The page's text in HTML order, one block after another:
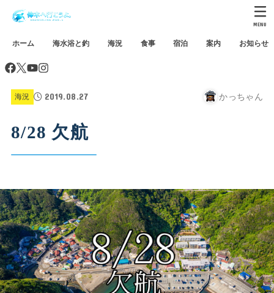
ホーム 海水浴と釣 海況 食事 宿泊 案内 お知らせ
MENU
海況 2019.08.27 かっちゃん
8/28 欠航